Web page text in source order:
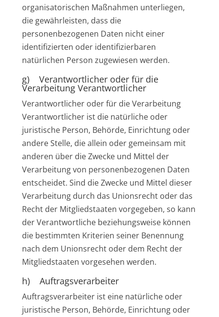
organisatorischen Maßnahmen unterliegen,
die gewährleisten, dass die
personenbezogenen Daten nicht einer
identifizierten oder identifizierbaren
natürlichen Person zugewiesen werden.
g) Verantwortlicher oder für die
Verarbeitung Verantwortlicher
Verantwortlicher oder für die Verarbeitung
Verantwortlicher ist die natürliche oder
juristische Person, Behörde, Einrichtung oder
andere Stelle, die allein oder gemeinsam mit
anderen über die Zwecke und Mittel der
Verarbeitung von personenbezogenen Daten
entscheidet. Sind die Zwecke und Mittel dieser
Verarbeitung durch das Unionsrecht oder das
Recht der Mitgliedstaaten vorgegeben, so kann
der Verantwortliche beziehungsweise können
die bestimmten Kriterien seiner Benennung
nach dem Unionsrecht oder dem Recht der
Mitgliedstaaten vorgesehen werden.
h) Auftragsverarbeiter
Auftragsverarbeiter ist eine natürliche oder
juristische Person, Behörde, Einrichtung oder